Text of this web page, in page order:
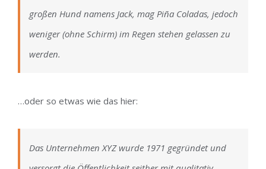
großen Hund namens Jack, mag Piña Coladas, jedoch
weniger (ohne Schirm) im Regen stehen gelassen zu
werden.
…oder so etwas wie das hier:
Das Unternehmen XYZ wurde 1971 gegründet und